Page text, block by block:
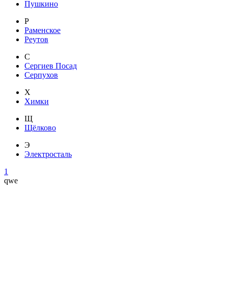
Пушкино
Р
Раменское
Реутов
С
Сергиев Посад
Серпухов
Х
Химки
Щ
Щёлково
Э
Электросталь
1
qwe